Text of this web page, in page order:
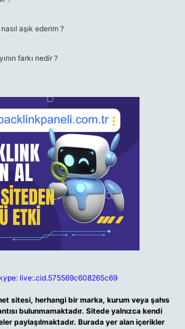
aşık ederim ?
farkı nedir ?
live:.cid.575569c608265c69
sitesi, herhangi bir marka, kurum veya şahıs
bulunmamaktadır. Sitede yalnızca kendi
paylaşılmaktadır. Burada yer alan içerikler